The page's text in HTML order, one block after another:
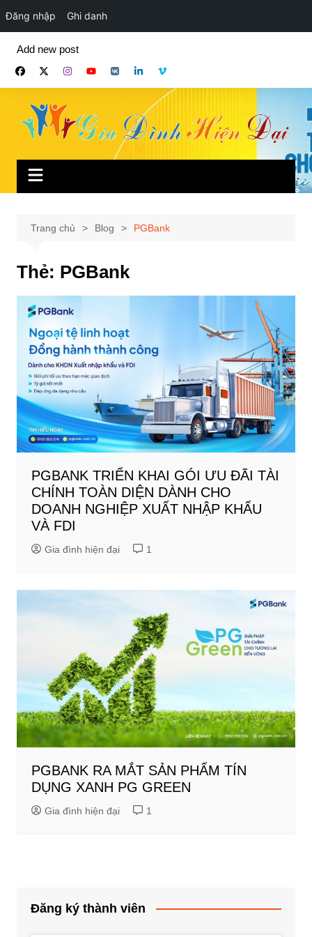
Đăng nhập Ghi danh
phần
Add new post
Trang chủ Blog PGBank
Thẻ: PGBank
PGBANK TRIỂN KHAI GÓI ƯU ĐÃI TÀI
CHÍNH TOÀN DIỆN DÀNH CHO
DOANH NGHIỆP XUẤT NHẬP KHẨU
VÀ FDI
Gia đình hiện đại 1
PGBANK RA MẮT SẢN PHẨM TÍN
DỤNG XANH PG GREEN
Gia đình hiện đại 1
Đăng ký thành viên